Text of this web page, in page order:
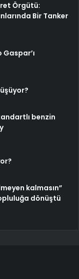
Örgütü:
Bir Tanker
benzin
kalmasın”
dönüştü